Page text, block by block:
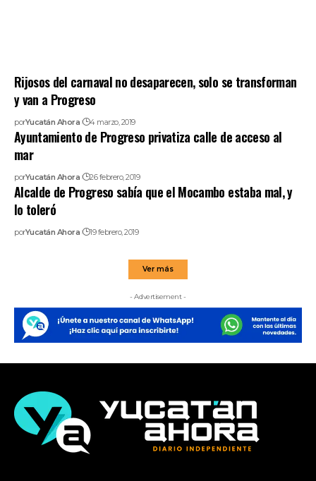
Rijosos del carnaval no desaparecen, solo se transforman
y van a Progreso
porYucatán Ahora 4 marzo, 2019
Ayuntamiento de Progreso privatiza calle de acceso al
mar
porYucatán Ahora 26 febrero, 2019
Alcalde de Progreso sabía que el Mocambo estaba mal, y
lo toleró
porYucatán Ahora 19 febrero, 2019
Ver más
- Advertisement -